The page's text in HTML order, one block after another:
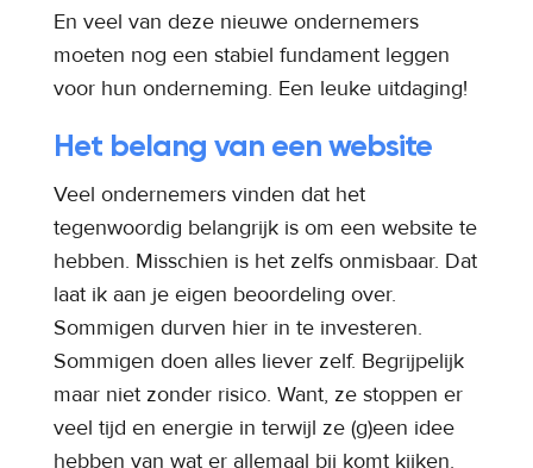
En veel van deze nieuwe ondernemers
moeten nog een stabiel fundament leggen
voor hun onderneming. Een leuke uitdaging!
Het belang van een website
Veel ondernemers vinden dat het
tegenwoordig belangrijk is om een website te
hebben. Misschien is het zelfs onmisbaar. Dat
laat ik aan je eigen beoordeling over.
Sommigen durven hier in te investeren.
Sommigen doen alles liever zelf. Begrijpelijk
maar niet zonder risico. Want, ze stoppen er
veel tijd en energie in terwijl ze (g)een idee
hebben van wat er allemaal bij komt kijken.